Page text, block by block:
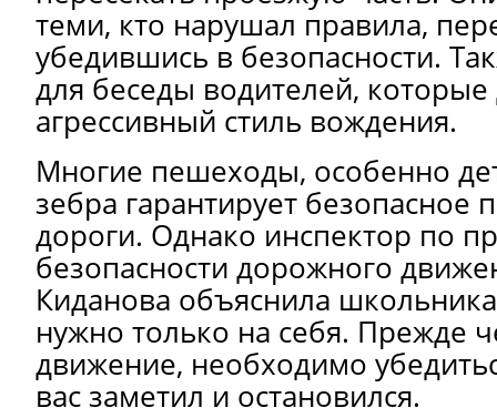
теми, кто нарушал правила,
убедившись в безопасности.
для беседы водителей,
агрессивный стиль вождения.
Многие пешеходы, особенно
зебра гарантирует безопасное
дороги. Однако инспектор по
безопасности дорожного
Киданова объяснила
нужно только на себя. Прежде
движение, необходимо
вас заметил и остановился.